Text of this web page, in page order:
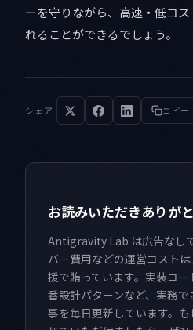
ーを守りながら、高速・低コ
れることができるでしょう。
シェア コピー
お読みいただきありが
Antigravity Lab は広告なし
バー費用などの運営コスト
援で賄っています。実装コ
番設計パターンなど、実務
事を毎日更新しています。